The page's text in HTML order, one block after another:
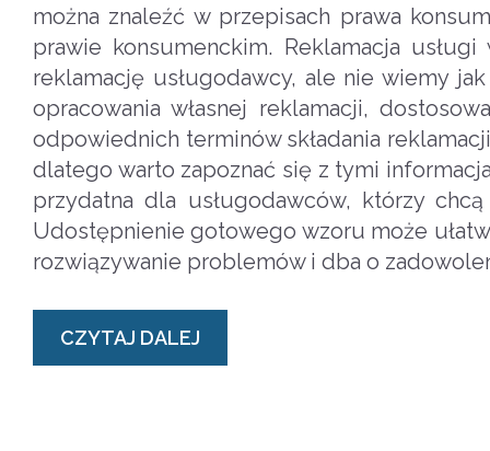
można znaleźć w przepisach prawa
prawie konsumenckim. Reklamacja
reklamację usługodawcy, ale nie wiemy
opracowania własnej reklamacji,
odpowiednich terminów składania
dlatego warto zapoznać się z tymi
przydatna dla usługodawców, którzy
Udostępnienie gotowego wzoru może
rozwiązywanie problemów i dba o
CZYTAJ DALEJ